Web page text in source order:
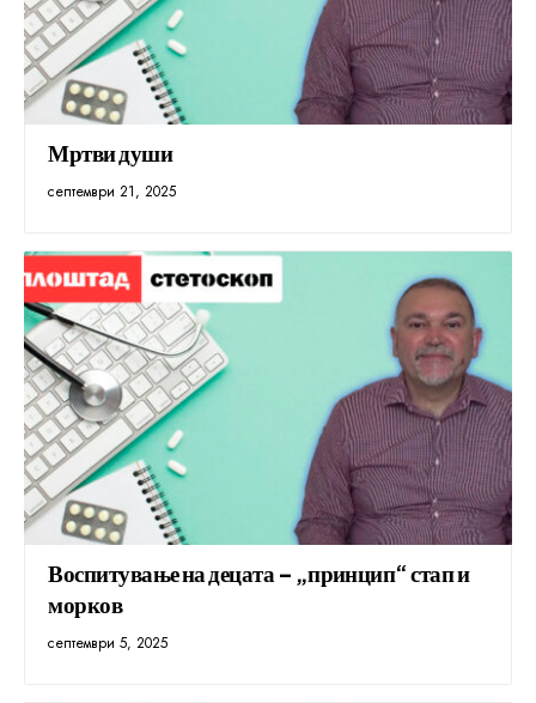
Мртви души
септември 21, 2025
Воспитување на децата – „принцип“ стап и
морков
септември 5, 2025